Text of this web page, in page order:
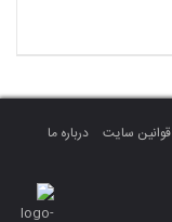
قوانین سایت
درباره ما